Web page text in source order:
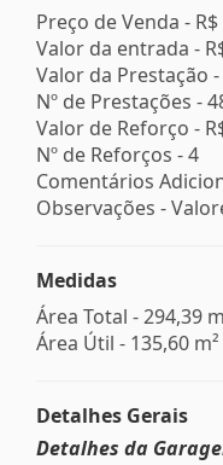
Preço de Venda -
Valor da entrada -
Valor da Prestação -
Nº de Prestações -
Valor de Reforço -
Nº de Reforços -4
Comentários
Observações -
Medidas
Área Total - 294,39
Área Útil - 135,60 m²
Detalhes Gerais
Detalhes da